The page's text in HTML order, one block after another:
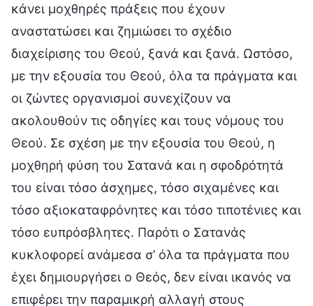
κάνει μοχθηρές πράξεις που έχουν
αναστατώσει και ζημιώσει το σχέδιο
διαχείρισης του Θεού, ξανά και ξανά. Ωστόσο,
με την εξουσία του Θεού, όλα τα πράγματα και
οι ζώντες οργανισμοί συνεχίζουν να
ακολουθούν τις οδηγίες και τους νόμους του
Θεού. Σε σχέση με την εξουσία του Θεού, η
μοχθηρή φύση του Σατανά και η σφοδρότητά
του είναι τόσο άσχημες, τόσο σιχαμένες και
τόσο αξιοκαταφρόνητες και τόσο τιποτένιες και
τόσο ευπρόσβλητες. Παρότι ο Σατανάς
κυκλοφορεί ανάμεσα σ’ όλα τα πράγματα που
έχει δημιουργήσει ο Θεός, δεν είναι ικανός να
επιφέρει την παραμικρή αλλαγή στους